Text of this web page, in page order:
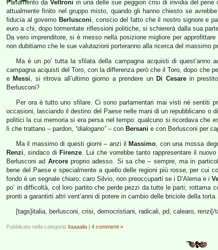
Parlamento da Veltroni in una delle sue peggiori crisi di invidia del
attualmente finito nel gruppo misto, quando gli hanno chiesto se
fiducia al governo Berlusconi, conscio del fatto che il nostro signore e
euro a chi, dopo tormentate riflessioni politiche, si schiererà dalla sua
Da vero imprenditore, si è messo nella posizione migliore per
non dubitiamo che le sue valutazioni porteranno alla ricerca del massimo
Ma è un po’ tutta la sfilata della campagna acquisti di quest’anno
campagna acquisti del Toro, con la differenza però che il Toro, dopo che
e Messi, si ritrova all’ultimo giorno a prendere un Di Cesarein
Berlusconi?
Per ora è tutto uno sfilare. Ci sono parlamentari mai visti né sentiti
occasioni, lasciando il destino del Paese nelle mani di un repubblicano o
politici la cui memoria si era persa nel tempo: qualcuno si ricordava che
lì che trattano – pardon, “dialogano”– con Bersani e con Berlusconi per
Ma il massimo di questi giorni – anzi il Massimo, con una mossa
Renzi, sindaco di Firenze. Lui che vorrebbe tanto rappresentare il
Berlusconi ad Arcoreproprio adesso. Si sa che – sempre, ma in
bene del Paese e specialmente a quello delle regioni più rosse, per cui
fondo è un segnale chiaro: caro Silvio, non preoccuparti se i D’Alema e i
po’ in difficoltà, col loro partito che perde pezzi da tutte le parti; rottama
pronti a garantirti altri vent’anni di potere in cambio delle briciole della torta.
[tags]italia, berlusconi, crisi, democristiani, radicali, pd, calearo, renzi[/
Pubblicato nella categoria Itaaaalia | 4 commenti »